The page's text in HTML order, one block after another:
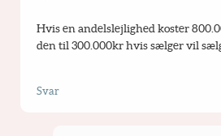
Hvis en andelslejlighed koster
den til 300.000kr hvis sælger vil
Svar